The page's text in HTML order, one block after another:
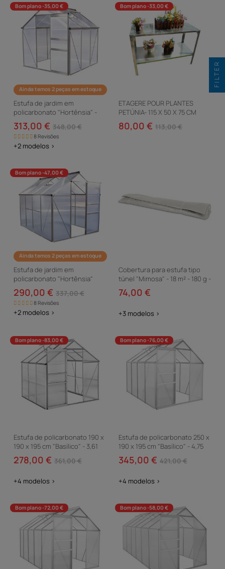
Bom plano -35,00 €
Ainda temos 2 peças em estoque
Estufa de jardim em
policarbonato "Hortênsia" -
3,65m²
313,00 € 348,00 €
8 Revisões
+2 modelos >
Bom plano -33,00 €
ETAGERE POUR PLANTES
PETÚNIA- 115 X 50 X 75 CM
80,00 € 113,00 €
Bom plano -47,00 €
Ainda temos 2 peças em estoque
Estufa de jardim em
policarbonato "Hortênsia"
4,8m²
290,00 € 337,00 €
8 Revisões
+2 modelos >
Cobertura para estufa tipo
túnel "Mimosa" - 18 m² - 180 g -
Branca
74,00 €
+3 modelos >
Bom plano -83,00 €
Estufa de policarbonato 190 x
190 x 195 cm "Basílico" - 3,61
m² - Cinza
278,00 € 361,00 €
+4 modelos >
Bom plano -76,00 €
Estufa de policarbonato 250 x
190 x 195 cm "Basílico" - 4,75
m² - Cinza
345,00 € 421,00 €
+4 modelos >
Bom plano -72,00 € Bom plano -58,00 €
FILTER